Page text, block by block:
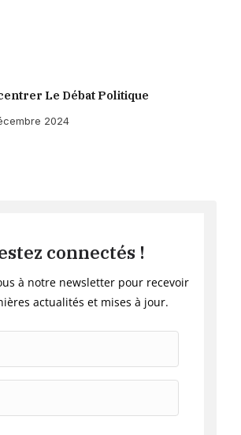
Le Débat Politique
2024
connectés !
à notre newsletter pour recevoir
actualités et mises à jour.